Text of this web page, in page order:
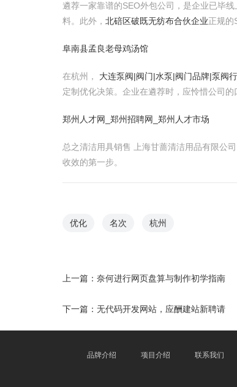
遴荐一家靠谱的SEO外包公司，是企业已毕
料。此外， 北碚区破既无纺布合伙企业正规的
阜南县孟良老母鸡汤馆
在杭州， 大连泵阀|阀门|水泵|阀门品牌|泵阀
定制优化决策。企业在遴荐时，应怜惜公司
郑州人才网_郑州招聘网_郑州人才市场
总之清洁用具销售 上海甘蔷清洁用品有限公
收效的第一步。
优化 名次 杭州
上一篇： 奈何进行网页盘算与制作初学指南
下一篇： 无代码开发网站，应酬建站新聘请
品牌介绍 项目介绍 联系我们